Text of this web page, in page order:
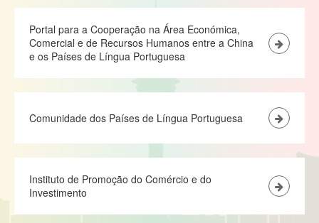
Portal para a Cooperação na Área Económica,
Comercial e de Recursos Humanos entre a China
e os Países de Língua Portuguesa
Comunidade dos Países de Língua Portuguesa
Instituto de Promoção do Comércio e do
Investimento